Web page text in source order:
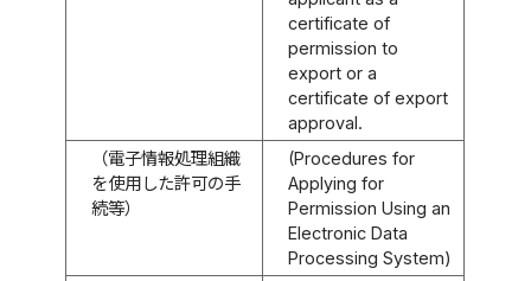
certificate of
permission to
export or a
certificate of export
approval.
（電子情報処理組織
を使用した許可の手
続等）
(Procedures for
Applying for
Permission Using an
Electronic Data
Processing System)